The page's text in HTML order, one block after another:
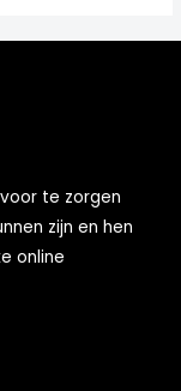
te zorgen
zijn en hen
online